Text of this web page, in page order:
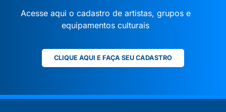
Acesse aqui o cadastro de artistas, grupos e
equipamentos culturais
CLIQUE AQUI E FAÇA SEU CADASTRO